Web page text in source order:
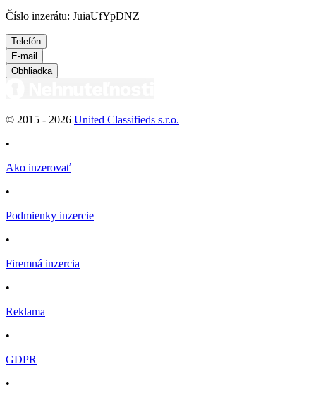
Číslo inzerátu: JuiaUfYpDNZ
Telefón
E-mail
Obhliadka
© 2015 - 2026 United Classifieds s.r.o.
•
Ako inzerovať
•
Podmienky inzercie
•
Firemná inzercia
•
Reklama
•
GDPR
•